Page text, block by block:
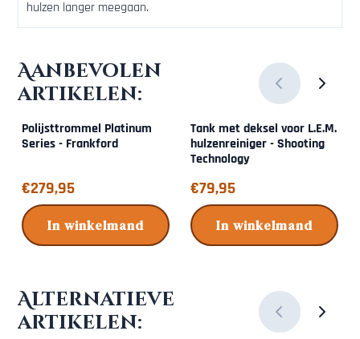
hulzen langer meegaan.
Aanbevolen
artikelen:
Polijsttrommel Platinum
Series - Frankford
Prijs: 279,95
€279,95
In winkelmand
Tank met deksel voor L.E.M.
hulzenreiniger - Shooting
Technology
Prijs: 79,95
€79,95
In winkelmand
Alternatieve
artikelen: